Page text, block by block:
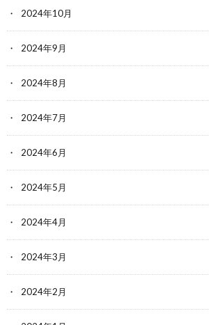
2024年10月
2024年9月
2024年8月
2024年7月
2024年6月
2024年5月
2024年4月
2024年3月
2024年2月